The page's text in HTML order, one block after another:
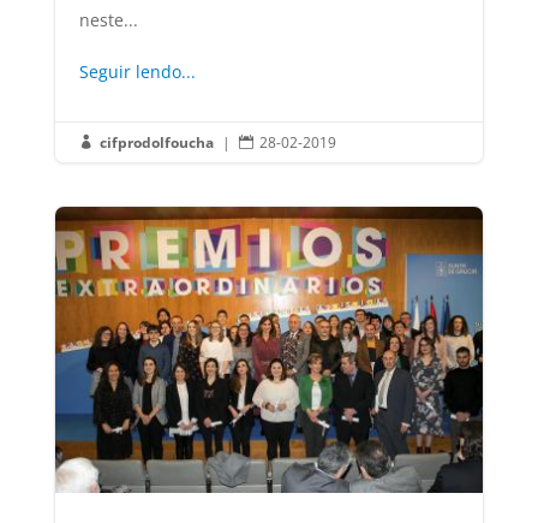
neste...
Seguir lendo...
 cifprodolfoucha |  28-02-2019